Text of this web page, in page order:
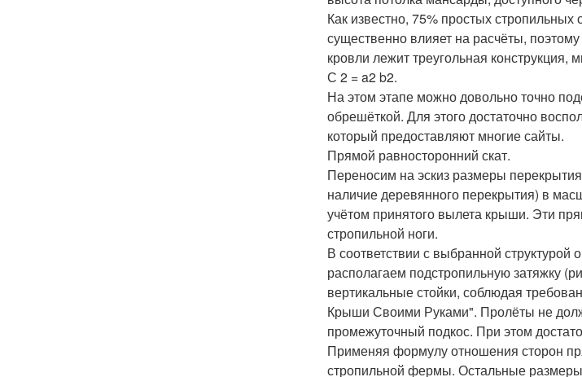
Как известно, 75% простых
существенно влияет на расчёты,
кровли лежит треугольная
С 2 = a2 b2.
На этом этапе можно довольно точно
обрешёткой. Для этого достаточно
который предоставляют многие сайты.
Прямой равносторонний скат.
Переносим на эскиз размеры
наличие деревянного перекрытия) в
учётом принятого вылета крыши. Эти
стропильной ноги.
В соответствии с выбранной структурой
располагаем подстропильную затяжку
вертикальные стойки, соблюдая
Крыши Своими Руками". Пролёты не
промежуточный подкос. При этом
Применяя формулу отношения сторон
стропильной фермы. Остальные